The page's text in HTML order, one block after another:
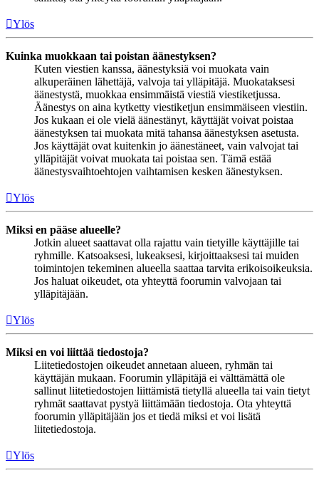
Ylös
Kuinka muokkaan tai poistan äänestyksen?
Kuten viestien kanssa, äänestyksiä voi muokata vain
alkuperäinen lähettäjä, valvoja tai ylläpitäjä. Muokataksesi
äänestystä, muokkaa ensimmäistä viestiä viestiketjussa.
Äänestys on aina kytketty viestiketjun ensimmäiseen viestiin.
Jos kukaan ei ole vielä äänestänyt, käyttäjät voivat poistaa
äänestyksen tai muokata mitä tahansa äänestyksen asetusta.
Jos käyttäjät ovat kuitenkin jo äänestäneet, vain valvojat tai
ylläpitäjät voivat muokata tai poistaa sen. Tämä estää
äänestysvaihtoehtojen vaihtamisen kesken äänestyksen.
Ylös
Miksi en pääse alueelle?
Jotkin alueet saattavat olla rajattu vain tietyille käyttäjille tai
ryhmille. Katsoaksesi, lukeaksesi, kirjoittaaksesi tai muiden
toimintojen tekeminen alueella saattaa tarvita erikoisoikeuksia.
Jos haluat oikeudet, ota yhteyttä foorumin valvojaan tai
ylläpitäjään.
Ylös
Miksi en voi liittää tiedostoja?
Liitetiedostojen oikeudet annetaan alueen, ryhmän tai
käyttäjän mukaan. Foorumin ylläpitäjä ei välttämättä ole
sallinut liitetiedostojen liittämistä tietyllä alueella tai vain tietyt
ryhmät saattavat pystyä liittämään tiedostoja. Ota yhteyttä
foorumin ylläpitäjään jos et tiedä miksi et voi lisätä
liitetiedostoja.
Ylös